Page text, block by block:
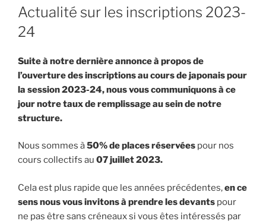
LE
Actualité sur les inscriptions 2023-
24
Suite à notre dernière annonce à propos de
l’ouverture des inscriptions au cours de japonais pour
la session 2023-24, nous vous communiquons à ce
jour notre taux de remplissage au sein de notre
structure.
Nous sommes à50% de places réservées pour nos
cours collectifs au 07 juillet 2023.
Cela est plus rapide que les années précédentes,en ce
sens nous vous invitons à prendre les devants pour
ne pas être sans créneaux si vous êtes intéressés par